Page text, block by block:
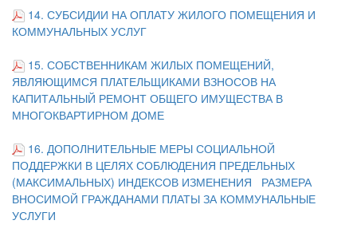
14. СУБСИДИИ НА ОПЛАТУ ЖИЛОГО ПОМЕЩЕНИЯ И
КОММУНАЛЬНЫХ УСЛУГ
15. СОБСТВЕННИКАМ ЖИЛЫХ ПОМЕЩЕНИЙ,
ЯВЛЯЮЩИМСЯ ПЛАТЕЛЬЩИКАМИ ВЗНОСОВ НА
КАПИТАЛЬНЫЙ РЕМОНТ ОБЩЕГО ИМУЩЕСТВА В
МНОГОКВАРТИРНОМ ДОМЕ
16. ДОПОЛНИТЕЛЬНЫЕ МЕРЫ СОЦИАЛЬНОЙ
ПОДДЕРЖКИ В ЦЕЛЯХ СОБЛЮДЕНИЯ ПРЕДЕЛЬНЫХ
(МАКСИМАЛЬНЫХ) ИНДЕКСОВ ИЗМЕНЕНИЯ РАЗМЕРА
ВНОСИМОЙ ГРАЖДАНАМИ ПЛАТЫ ЗА КОММУНАЛЬНЫЕ
УСЛУГИ